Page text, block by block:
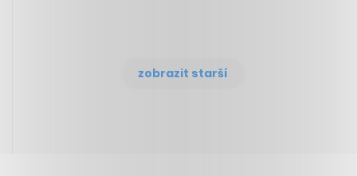
zobrazit starší